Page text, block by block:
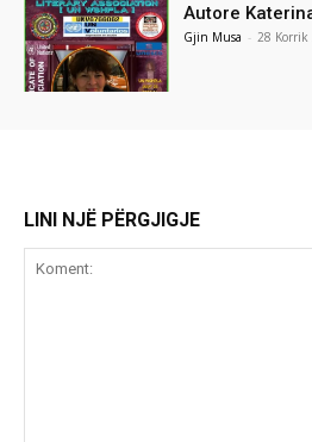
Autore
Gjin Musa - 28 Korrik
LINI NJË PËRGJIGJE